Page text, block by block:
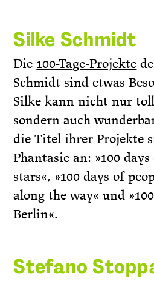
Silke Schmidt
Die100-Tage-Projekte
Schmidt sind etwas
Silke kann nicht nur
sondern auch
die Titel ihrer Projekte
Phantasie an: »100
stars«, »100 days of
along the way« und
Berlin«.
Stefano